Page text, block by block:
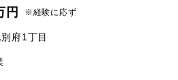
円 ※経験に応ず
府1丁目